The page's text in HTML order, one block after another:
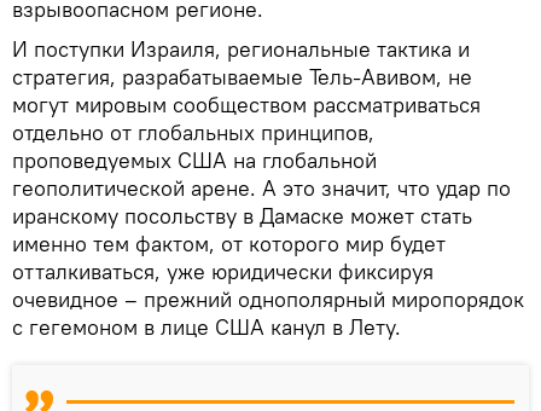
взрывоопасном регионе.
И поступки Израиля, региональные тактика и
стратегия, разрабатываемые Тель-Авивом, не
могут мировым сообществом рассматриваться
отдельно от глобальных принципов,
проповедуемых США на глобальной
геополитической арене. А это значит, что удар по
иранскому посольству в Дамаске может стать
именно тем фактом, от которого мир будет
отталкиваться, уже юридически фиксируя
очевидное – прежний однополярный миропорядок
с гегемоном в лице США канул в Лету.